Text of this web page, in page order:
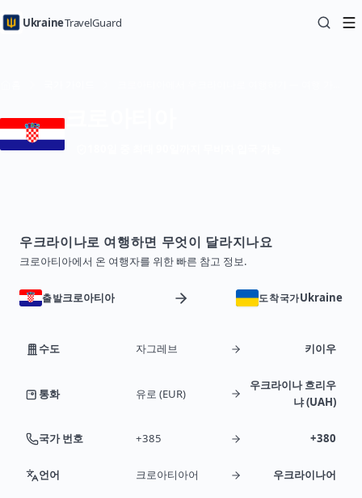
UkraineTravelGuard
우크라이나로 여행하면 무엇이 달라지나요
크로아티아에서 온 여행자를 위한 빠른 참고 정보.
출발크로아티아 도착국가Ukraine
수도 자그레브 키이우
통화 유로 (EUR)
우크라이나 흐리우
냐 (UAH)
국가 번호 +385 +380
언어 크로아티아어 우크라이나어